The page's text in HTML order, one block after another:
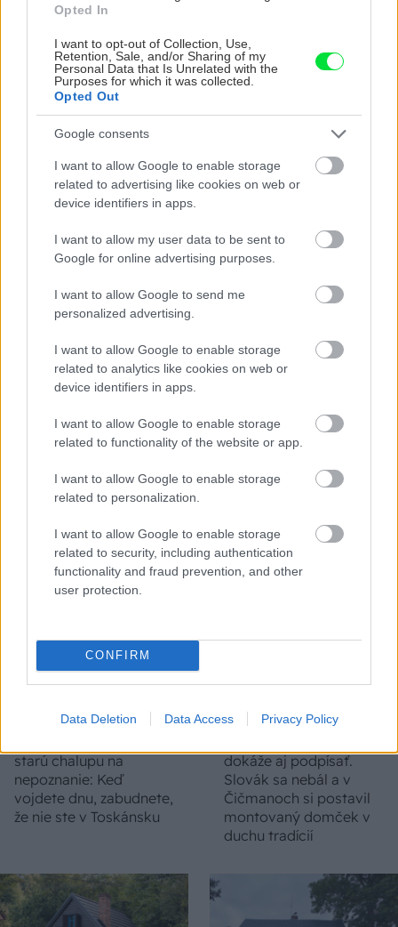
Opted In
I want to opt-out of Collection, Use,
Retention, Sale, and/or Sharing of my
Personal Data that Is Unrelated with the
Purposes for which it was collected.
Opted Out
Google consents
I want to allow Google to enable storage
related to advertising like cookies on web or
device identifiers in apps.
I want to allow my user data to be sent to
Google for online advertising purposes.
I want to allow Google to send me
personalized advertising.
I want to allow Google to enable storage
related to analytics like cookies on web or
device identifiers in apps.
I want to allow Google to enable storage
related to functionality of the website or app.
I want to allow Google to enable storage
related to personalization.
I want to allow Google to enable storage
related to security, including authentication
functionality and fraud prevention, and other
user protection.
CONFIRM
Data Deletion Data Access Privacy Policy
sucho a teplo? Tieto
vysaďte na miesta, na
ktoré slnko svieti celý
Nemusí to byť len
levanduľa! 7 fialových
krások, ktoré rozžiaria
Môže aspirín zachrániť
ochabnuté izbové
možno prekvapí
Júlový reštart uhoriek
nakladačiek: Ako ich
kvitnutia?
CHALUPA
starú chalupu na
nepoznanie: Keď
vojdete dnu, zabudnete,
že nie ste v Toskánsku
dokáže aj podpísať.
Slovák sa nebál a v
Čičmanoch si postavil
montovaný domček v
duchu tradícií